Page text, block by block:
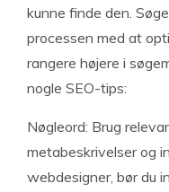
kunne finde den.
processen med at
rangere højere i
nogle SEO-tips:
Nøgleord: Brug
metabeskrivelser og
webdesigner, bør du